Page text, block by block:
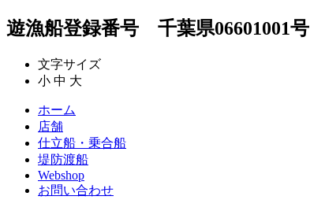
遊漁船登録番号 千葉県06601001号
文字サイズ
小 中 大
ホーム
店舗
仕立船・乗合船
堤防渡船
Webshop
お問い合わせ